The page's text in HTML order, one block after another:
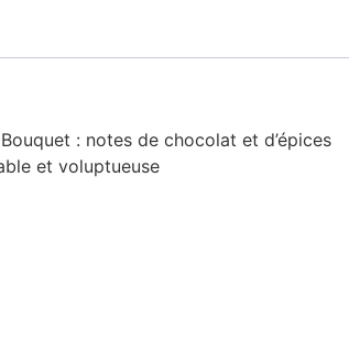
: notes de chocolat et d’épices
et voluptueuse